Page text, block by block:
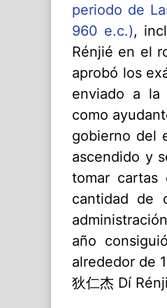
periodo de
960 e.c.),
Rénjié en el
aprobó los
enviado a la
como
gobierno del
ascendido y
tomar
cantidad de
año
alrededor de
狄仁杰 Dí